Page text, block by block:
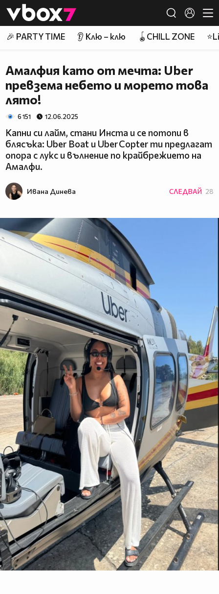
👾
🎉 PARTY TIME 👂 Клю – клю 🪀CHILL ZONE
Амалфия като от мечта: Uber
превзема небето и морето това
лято!
6 151 12.06.2025
Kапни си лайм, стани Инста и се потопи в
блясъка: Uber Boat и Uber Copter ти предлагат
опора с лукс и вълнение по крайбрежието на
Амалфи.
Ивана Динева СЛЕДВАЙ 28